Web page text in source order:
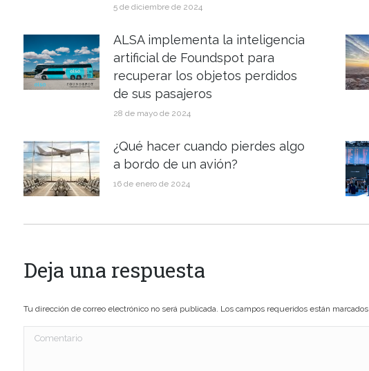
5 de diciembre de 2024
ALSA implementa la inteligencia
artificial de Foundspot para
recuperar los objetos perdidos
de sus pasajeros
28 de mayo de 2024
¿Qué hacer cuando pierdes algo
a bordo de un avión?
16 de enero de 2024
Deja una respuesta
Tu dirección de correo electrónico no será publicada. Los campos requeridos están marcados
Comentario